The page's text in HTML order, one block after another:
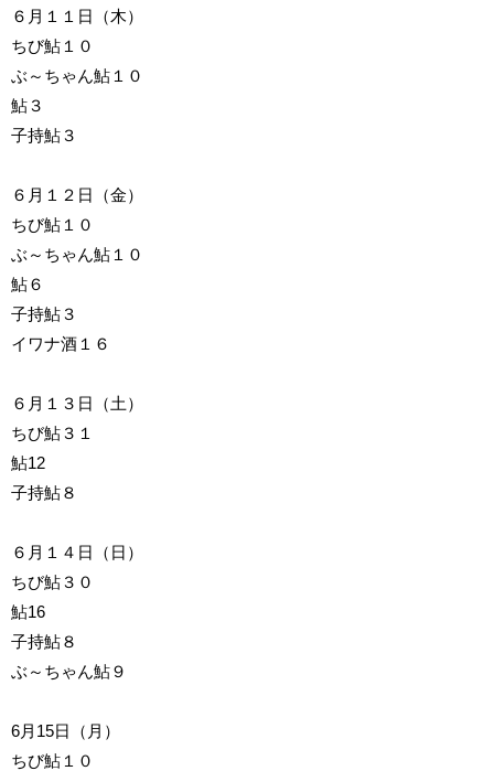
６月１１日（木）
ちび鮎１０
ぶ～ちゃん鮎１０
鮎３
子持鮎３
６月１２日（金）
ちび鮎１０
ぶ～ちゃん鮎１０
鮎６
子持鮎３
イワナ酒１６
６月１３日（土）
ちび鮎３１
鮎12
子持鮎８
６月１４日（日）
ちび鮎３０
鮎16
子持鮎８
ぶ～ちゃん鮎９
6月15日（月）
ちび鮎１０